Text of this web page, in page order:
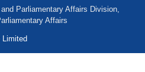
Parliamentary Affairs Division,
Affairs
Limited